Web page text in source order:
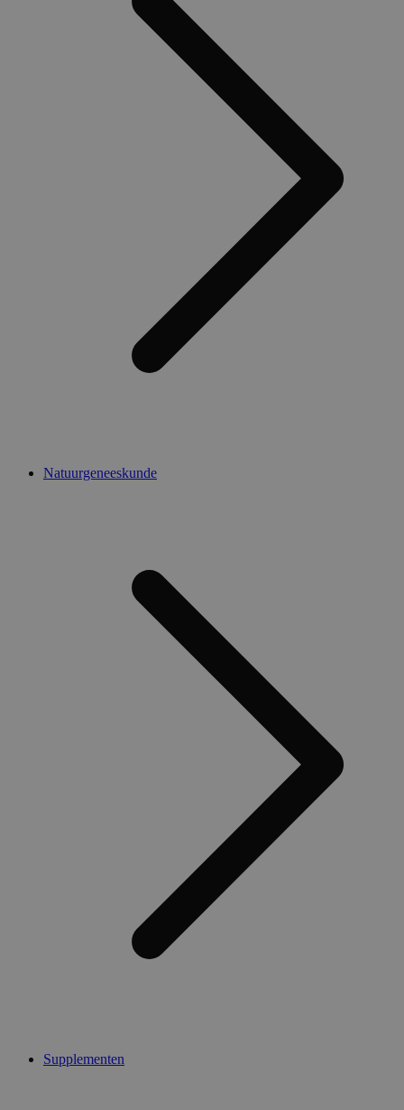
Natuurgeneeskunde
Supplementen